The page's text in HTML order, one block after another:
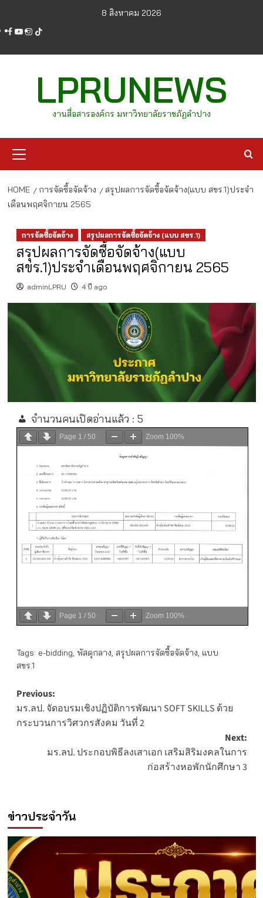
content
8 สิงหาคม 2026
facebook
youtube
instagram
tiktok
LPRUNEWS
งานสื่อสารองค์กร มหาวิทยาลัยราชภัฏลำปาง
Menu
HOME การจัดซื้อจัดจ้าง
สรุปผลการจัดซื้อจัดจ้าง(แบบ สขร.1)ประจำ
เดือนพฤศจิกายน 2565
การจัดซื้อจัดจ้าง สรุปผลการจัดซื้อจัดจ้าง (แบบ สขร.1)
สรุปผลการจัดซื้อจัดจ้าง(แบบ
สขร.1)ประจำเดือนพฤศจิกายน 2565
adminLPRU 4 ปี ago
จำนวนคนเปิดอ่านแล้ว : 5
Page 1 / 50 Zoom 100%
Page 1 / 50 Zoom 100%
Tags: e-bidding, พัสดุกลาง, สรุปผลการจัดซื้อจัดจ้าง, แบบ
สขร.1
Post
navigation
Previous:
มร.ลป. จัดอบรมเชิงปฏิบัติการพัฒนา SOFT SKILLS ด้วย
กระบวนการวิศวกรสังคม วันที่ 2
Next:
มร.ลป. ประกอบพิธีลงเสาเอก เสริมสิริมงคลในการ
ก่อสร้างหอพักนักศึกษา 3
ข่าวประจำวัน